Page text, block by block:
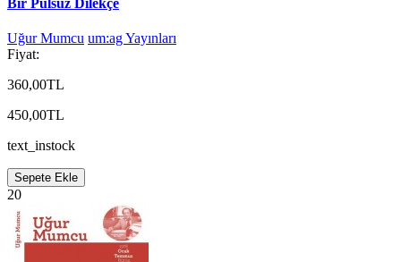
Bir Pulsuz Dilekçe
Uğur Mumcu um:ag Yayınları
Fiyat:
360,00TL
450,00TL
text_instock
Sepete Ekle
20